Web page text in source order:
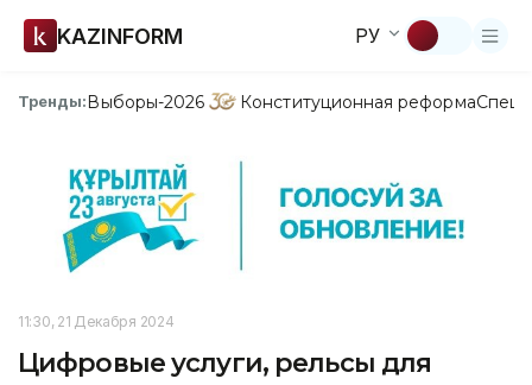
KAZINFORM РУ
Тренды:Выборы-2026 Конституционная реформа
11:30, 21 Декабря 2024
Цифровые услуги, рельсы для